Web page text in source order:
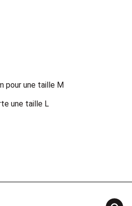
pour une taille M
une taille L